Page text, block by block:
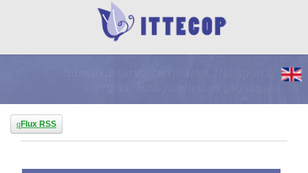
Flux RSS